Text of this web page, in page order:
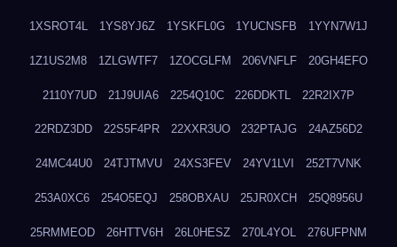
1XSROT4L 1YS8YJ6Z 1YSKFL0G 1YUCNSFB 1YYN7W1J
1Z1US2M8 1ZLGWTF7 1ZOCGLFM 206VNFLF 20GH4EFO
2110Y7UD 21J9UIA6 2254Q10C 226DDKTL 22R2IX7P
22RDZ3DD 22S5F4PR 22XXR3UO 232PTAJG 24AZ56D2
24MC44U0 24TJTMVU 24XS3FEV 24YV1LVI 252T7VNK
253A0XC6 254O5EQJ 258OBXAU 25JR0XCH 25Q8956U
25RMMEOD 26HTTV6H 26L0HESZ 270L4YOL 276UFPNM